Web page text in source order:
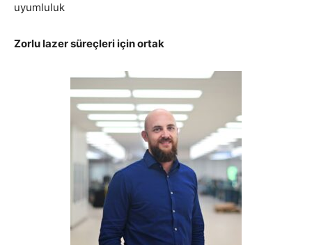
uyumluluk
Zorlu lazer süreçleri için ortak